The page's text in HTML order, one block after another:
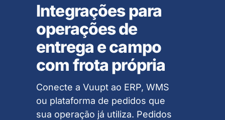
Integrações para
operações de
entrega e campo
com frota própria
Conecte a Vuupt ao ERP, WMS
ou plataforma de pedidos que
sua operação já utiliza. Pedidos